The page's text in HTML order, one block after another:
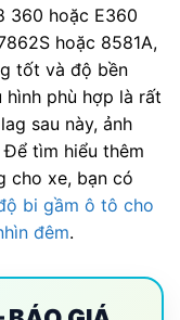
360 hoặc E360
hoặc 8581A,
tốt và độ bền
hình phù hợp là rất
sau này, ảnh
tìm hiểu thêm
cho xe, bạn có
bi gầm ô tô cho
đêm.